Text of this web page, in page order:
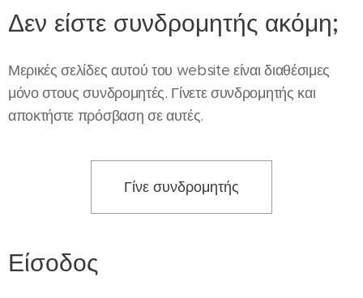
Δεν είστε συνδρομητής ακόμη;
Μερικές σελίδες αυτού του website είναι διαθέσιμες
μόνο στους συνδρομητές. Γίνετε συνδρομητής και
αποκτήστε πρόσβαση σε αυτές.
Γίνε συνδρομητής
Είσοδος